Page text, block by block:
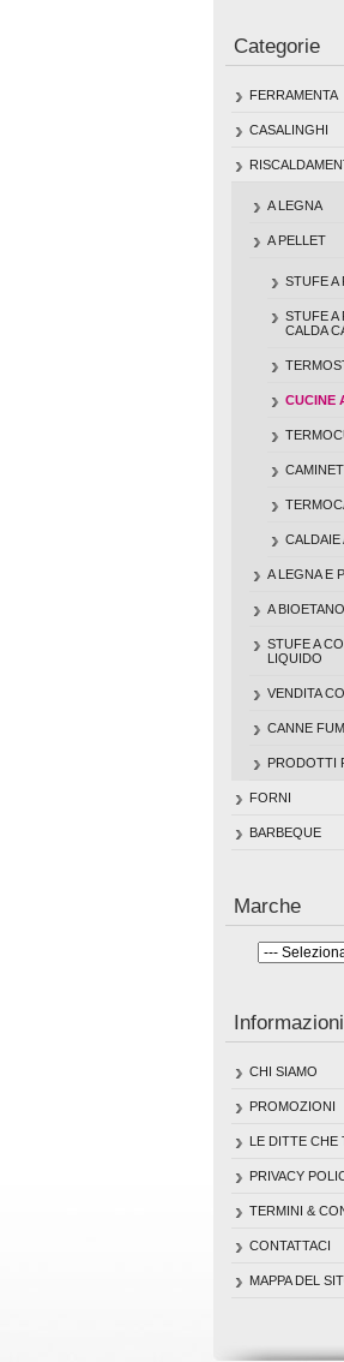
Categorie
FERRAMENTA
CASALINGHI
A LEGNA
A PELLET
STUFE A
STUFE A
CALDA
CUCINE
CALDAIE
A LEGNA E
A
STUFE A
LIQUIDO
VENDITA
CANNE
PRODOTTI
FORNI
BARBEQUE
Marche
Informazioni
CHI SIAMO
PROMOZIONI
LE DITTE CHE
PRIVACY
TERMINI &
CONTATTACI
MAPPA DEL